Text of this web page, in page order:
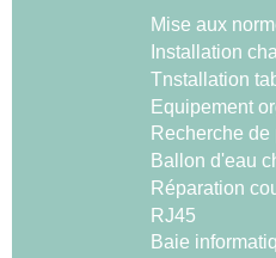
Mise aux
Installation
Tnstallation
Equipement
Recherche
Ballon d'eau
Réparation
RJ45
Baie